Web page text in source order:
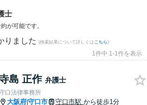
士
が可能です。
りました (検索結果について詳しくは こちら)
1件中 1-1件を表示
島 正作 弁護士
口法律事務所
大阪府|守口市 守口市駅 から徒歩1分